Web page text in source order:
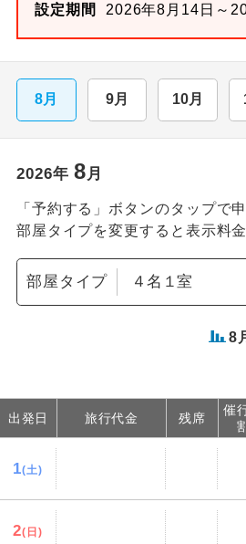
設定期間
2026年8月14日～
8月 9月 10月
2026年 8月
「予約する」ボタンのタップで
部屋タイプを変更すると表示料
部屋タイプ
8
出発日 旅行代金 残席
催
1(土)
2(日)